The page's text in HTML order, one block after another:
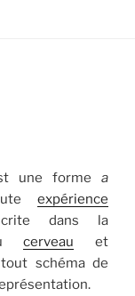
une forme a
expérience
dans la
cerveau et
schéma de